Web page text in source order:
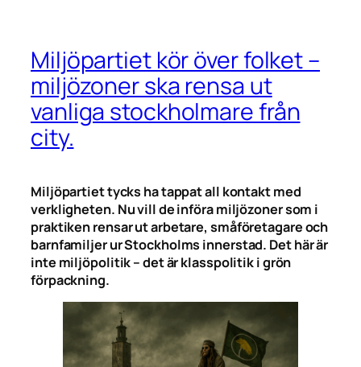
Miljöpartiet kör över folket –
miljözoner ska rensa ut
vanliga stockholmare från
city.
Miljöpartiet tycks ha tappat all kontakt med
verkligheten. Nu vill de införa miljözoner som i
praktiken rensar ut arbetare, småföretagare och
barnfamiljer ur Stockholms innerstad. Det här är
inte miljöpolitik – det är klasspolitik i grön
förpackning.